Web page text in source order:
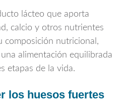
lácteo que aporta
calcio y otros nutrientes
composición nutricional,
alimentación equilibrada
etapas de la vida.
los huesos fuertes